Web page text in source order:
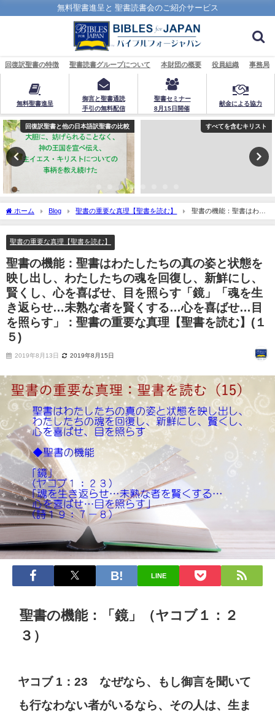
無料聖書進呈と 聖書読書会のご紹介サービス
回復訳聖書の特徴 聖書読書グループについて 本財団の概要 役員組織 事務局
無料聖書進呈
御言と聖書通読
手引の無料配信
聖書セミナー
8月15日開催
献金による協力
回復訳聖書と他の日本語訳聖書の比較 すべてを含むキリスト
ホーム Blog 聖書の重要な真理【聖書を読む】
聖書の機能：聖書はわた
したちの真の姿と状態を映し出し、わたしたちの魂を回復し、新鮮にし、賢くし、心
目を照らす」：聖書の重要な真理【聖書を読む】(１５)
聖書の重要な真理【聖書を読む】
聖書の機能：聖書はわたしたちの真の姿と状態を
映し出し、わたしたちの魂を回復し、新鮮にし、
賢くし、心を喜ばせ、目を照らす「鏡」「魂を生
き返らせ…未熟な者を賢くする…心を喜ばせ…目
を照らす」：聖書の重要な真理【聖書を読む】(１
５)
2019年8月13日 2019年8月15日
LINE
聖書の機能：「鏡」（ヤコブ１：２
３）
ヤコブ 1：23 なぜなら、もし御言を聞いて
も行なわない者がいるなら、その人は、生ま